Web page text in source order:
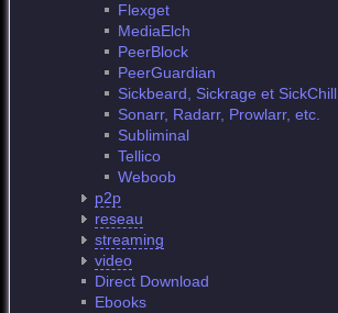
Flexget
MediaElch
PeerBlock
PeerGuardian
Sickbeard, Sickrage et SickChill
Sonarr, Radarr, Prowlarr, etc.
Subliminal
Tellico
Weboob
p2p
reseau
streaming
video
Direct Download
Ebooks